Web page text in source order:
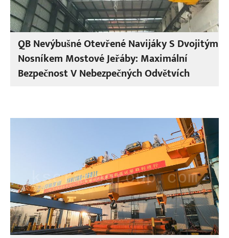
QB Nevýbušné Otevřené Navijáky S Dvojitým
Nosníkem Mostové Jeřáby: Maximální
Bezpečnost V Nebezpečných Odvětvích